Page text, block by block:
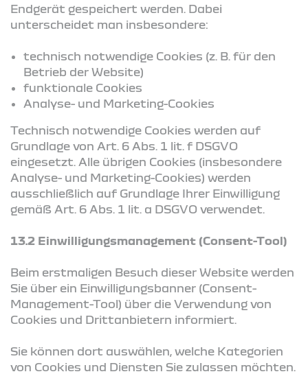
Endgerät gespeichert werden. Dabei
unterscheidet man insbesondere:
technisch notwendige Cookies (z. B. für den
Betrieb der Website)
funktionale Cookies
Analyse- und Marketing-Cookies
Technisch notwendige Cookies werden auf
Grundlage von Art. 6 Abs. 1 lit. f DSGVO
eingesetzt. Alle übrigen Cookies (insbesondere
Analyse- und Marketing-Cookies) werden
ausschließlich auf Grundlage Ihrer Einwilligung
gemäß Art. 6 Abs. 1 lit. a DSGVO verwendet.
13.2 Einwilligungsmanagement (Consent-Tool)
Beim erstmaligen Besuch dieser Website werden
Sie über ein Einwilligungsbanner (Consent-
Management-Tool) über die Verwendung von
Cookies und Drittanbietern informiert.
Sie können dort auswählen, welche Kategorien
von Cookies und Diensten Sie zulassen möchten.